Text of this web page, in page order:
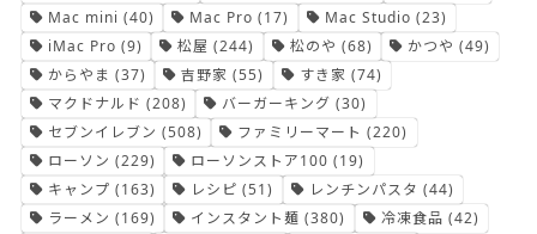
Mac mini (40) Mac Pro (17) Mac Studio (23)
iMac Pro (9) 松屋 (244) 松のや (68) かつや (49)
からやま (37) 吉野家 (55) すき家 (74)
マクドナルド (208) バーガーキング (30)
セブンイレブン (508) ファミリーマート (220)
ローソン (229) ローソンストア100 (19)
キャンプ (163) レシピ (51) レンチンパスタ (44)
ラーメン (169) インスタント麺 (380) 冷凍食品 (42)